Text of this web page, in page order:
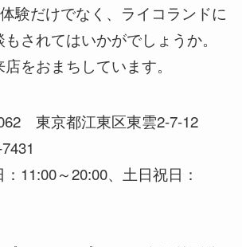
験だけでなく、ライコランドに
されてはいかがでしょうか。
をおまちしています。
東京都江東区東雲2-7-12
11:00～20:00、土日祝日：